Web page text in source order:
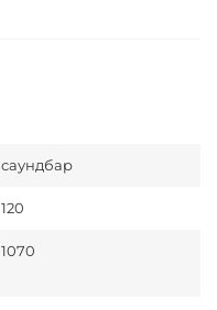
саундбар
120
1070